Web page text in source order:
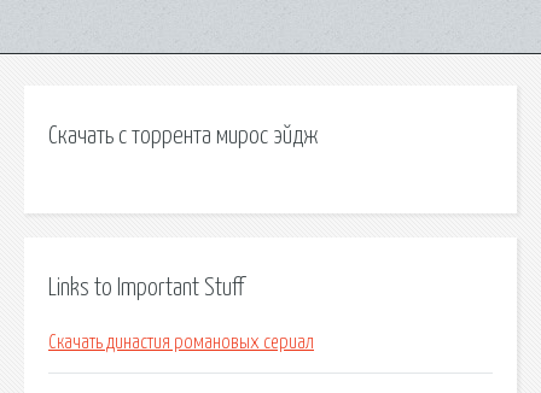
Скачать с торрента мирос эйдж
Links to Important Stuff
Скачать династия романовых сериал